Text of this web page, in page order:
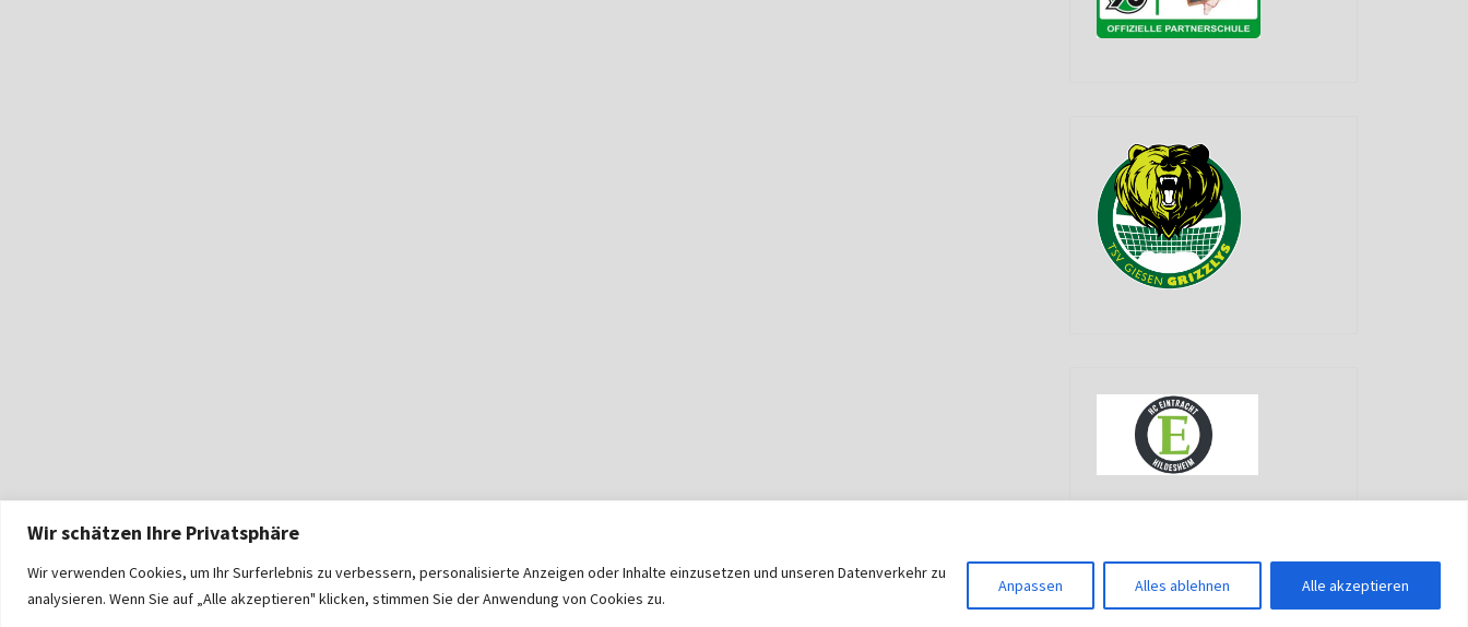
Wir schätzen Ihre Privatsphäre
Wir verwenden Cookies, um Ihr Surferlebnis zu verbessern, personalisierte Anzeigen oder Inhalte einzusetzen und unseren Datenverkehr zu
analysieren. Wenn Sie auf „Alle akzeptieren" klicken, stimmen Sie der Anwendung von Cookies zu.
Anpassen Alles ablehnen Alle akzeptieren
© 2026|Stolz präsentiert von WordPress |Theme:Nisarg